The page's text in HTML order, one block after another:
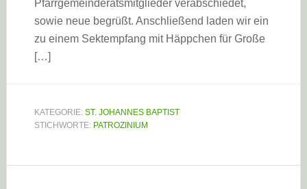
Pfarrgemeinderatsmitglieder verabschiedet,
sowie neue begrüßt. Anschließend laden wir ein
zu einem Sektempfang mit Häppchen für Große
[…]
KATEGORIE: ST. JOHANNES BAPTIST
STICHWORTE: PATROZINIUM